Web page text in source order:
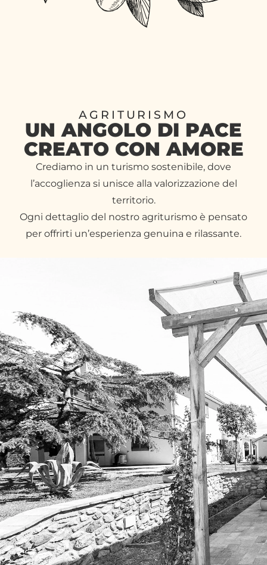
AGRITURISMO
UN ANGOLO DI PACE
CREATO CON AMORE​
Crediamo in un turismo sostenibile, dove
l’accoglienza si unisce alla valorizzazione del
territorio.
Ogni dettaglio del nostro agriturismo è pensato
per offrirti un’esperienza genuina e rilassante.